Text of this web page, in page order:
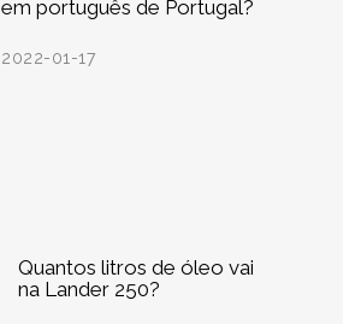
em português de Portugal?
2022-01-17
Quantos litros de óleo vai
na Lander 250?